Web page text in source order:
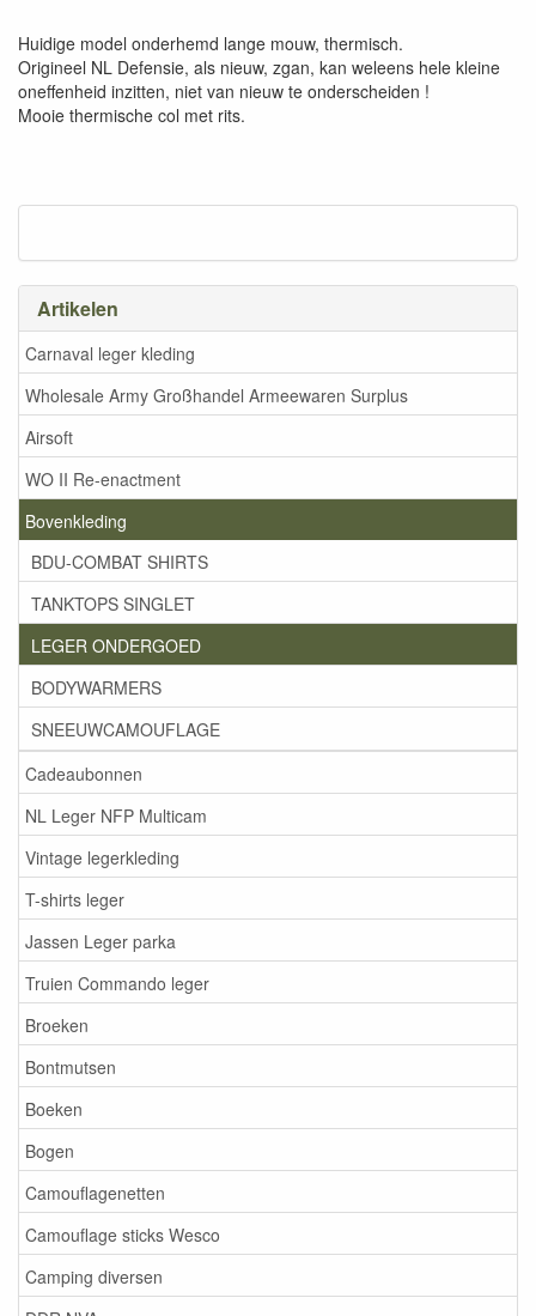
Artikelen
Carnaval leger kleding
Wholesale Army Großhandel Armeewaren Surplus
Airsoft
WO II Re-enactment
Bovenkleding
BDU-COMBAT SHIRTS
TANKTOPS SINGLET
LEGER ONDERGOED
BODYWARMERS
SNEEUWCAMOUFLAGE
Cadeaubonnen
NL Leger NFP Multicam
Vintage legerkleding
T-shirts leger
Jassen Leger parka
Truien Commando leger
Broeken
Bontmutsen
Boeken
Bogen
Camouflagenetten
Camouflage sticks Wesco
Camping diversen
Huidige model onderhemd lange mouw, thermisch.
Origineel NL Defensie, als nieuw, zgan, kan weleens hele kleine
oneffenheid inzitten, niet van nieuw te onderscheiden !
Mooie thermische col met rits.